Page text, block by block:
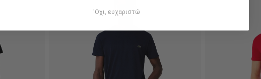
'Οχι, ευχαριστώ